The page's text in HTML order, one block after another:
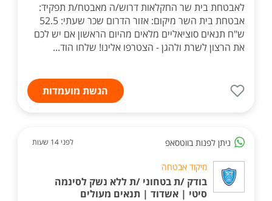
לאבטחת בית שר החקלאות דרוש/ה מאבטח/ת תפקיד:
אבטחת בית השר מיקום: אזור הדרום שכר שעתי: 52.5
ש"ח תנאים סוציאליים מלאים מהיום הראשון אם יש לכם
את הרצון לשרת ולהגן - הצטרפו אלינו! שלחו הוד...
הגשת מועמדות
ניתן לפנות בווטסאפ לפני 14 שעות
מיקוד אבטחה
בודק /ת בטחוני /ת ללא נשק לסינמה
סיטי | אשדוד | תנאים מעולים